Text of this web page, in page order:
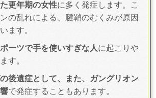
更年期の女性に多く発症します。こ
の乱れによる、腱鞘のむくみが原因
ます。
ーツで手を使いすぎな人に起こりや
す。
後遺症として、また、ガングリオン
で発症することもあります。